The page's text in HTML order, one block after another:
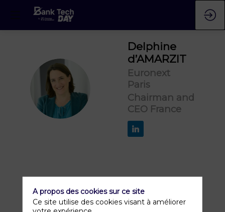
DD
Delphine
d’AMARZIT
Euronext
Paris
Chairman and
CEO France
A propos des cookies sur ce site
Ce site utilise des cookies visant à améliorer